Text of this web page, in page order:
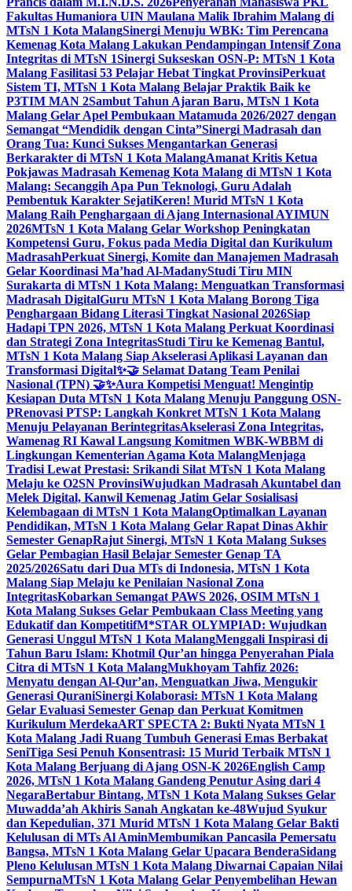
Fakultas Humaniora UIN Maulana Malik Ibrahim Malang di
MTsN 1 Kota MalangSinergi Menuju WBK: Tim Perencana
Kemenag Kota Malang Lakukan Pendampingan Intensif Zona
Integritas di MTsN 1Sinergi Sukseskan OSN-P: MTsN 1 Kota
Malang Fasilitasi 53 Pelajar Hebat Tingkat ProvinsiPerkuat
Sistem TI, MTsN 1 Kota Malang Belajar Praktik Baik ke
P3TIM MAN 2Sambut Tahun Ajaran Baru, MTsN 1 Kota
Malang Gelar Apel Pembukaan Matamuda 2026/2027 dengan
Semangat “Mendidik dengan Cinta”Sinergi Madrasah dan
Orang Tua: Kunci Sukses Mengantarkan Generasi
Berkarakter di MTsN 1 Kota MalangAmanat Kritis Ketua
Pokjawas Madrasah Kemenag Kota Malang di MTsN 1 Kota
Malang: Secanggih Apa Pun Teknologi, Guru Adalah
Pembentuk Karakter SejatiKeren! Murid MTsN 1 Kota
Malang Raih Penghargaan di Ajang Internasional AYIMUN
2026MTsN 1 Kota Malang Gelar Workshop Peningkatan
Kompetensi Guru, Fokus pada Media Digital dan Kurikulum
MadrasahPerkuat Sinergi, Komite dan Manajemen Madrasah
Gelar Koordinasi Ma’had Al-MadanyStudi Tiru MIN
Surakarta di MTsN 1 Kota Malang: Menguatkan Transformasi
Madrasah DigitalGuru MTsN 1 Kota Malang Borong Tiga
Penghargaan Bidang Literasi Tingkat Nasional 2026Siap
Hadapi TPN 2026, MTsN 1 Kota Malang Perkuat Koordinasi
dan Strategi Zona IntegritasStudi Tiru ke Kemenag Bantul,
MTsN 1 Kota Malang Siap Akselerasi Aplikasi Layanan dan
Transformasi Digital✨🤝 Selamat Datang Team Penilai
Nasional (TPN) 🤝✨Aura Kompetisi Menguat! Mengintip
Kesiapan Duta MTsN 1 Kota Malang Menuju Panggung OSN-
PRenovasi PTSP: Langkah Konkret MTsN 1 Kota Malang
Menuju Pelayanan BerintegritasAkselerasi Zona Integritas,
Wamenag RI Kawal Langsung Komitmen WBK-WBBM di
Lingkungan Kementerian Agama Kota MalangMenjaga
Tradisi Lewat Prestasi: Srikandi Silat MTsN 1 Kota Malang
Melaju ke O2SN ProvinsiWujudkan Madrasah Akuntabel dan
Melek Digital, Kanwil Kemenag Jatim Gelar Sosialisasi
Kelembagaan di MTsN 1 Kota MalangOptimalkan Layanan
Pendidikan, MTsN 1 Kota Malang Gelar Rapat Dinas Akhir
Semester GenapRajut Sinergi, MTsN 1 Kota Malang Sukses
Gelar Pembagian Hasil Belajar Semester Genap TA
2025/2026Satu dari Dua MTs di Indonesia, MTsN 1 Kota
Malang Siap Melaju ke Penilaian Nasional Zona
IntegritasKobarkan Semangat PAWS 2026, OSIM MTsN 1
Kota Malang Sukses Gelar Pembukaan Class Meeting yang
Edukatif dan KompetitifM*STAR OLYMPIAD: Wujudkan
Generasi Unggul MTsN 1 Kota MalangMenggali Inspirasi di
Tahun Baru Islam: Khotmil Qur’an hingga Penyerahan Piala
Citra di MTsN 1 Kota MalangMukhoyam Tahfiz 2026:
Menyatu dengan Al-Qur’an, Menguatkan Jiwa, Mengukir
Generasi QuraniSinergi Kolaborasi: MTsN 1 Kota Malang
Gelar Evaluasi Semester Genap dan Perkuat Komitmen
Kurikulum MerdekaART SPECTA 2: Bukti Nyata MTsN 1
Kota Malang Jadi Ruang Tumbuh Generasi Emas Berbakat
SeniTiga Sesi Penuh Konsentrasi: 15 Murid Terbaik MTsN 1
Kota Malang Berjuang di Ajang OSN-K 2026English Camp
2026, MTsN 1 Kota Malang Gandeng Penutur Asing dari 4
NegaraBertabur Bintang, MTsN 1 Kota Malang Sukses Gelar
Muwadda’ah Akhiris Sanah Angkatan ke-48Wujud Syukur
dan Kepedulian, 371 Murid MTsN 1 Kota Malang Gelar Bakti
Kelulusan di MTs Al AminMembumikan Pancasila Pemersatu
Bangsa, MTsN 1 Kota Malang Gelar Upacara BenderaSidang
Pleno Kelulusan MTsN 1 Kota Malang Diwarnai Capaian Nilai
SempurnaMTsN 1 Kota Malang Gelar Penyembelihan Hewan